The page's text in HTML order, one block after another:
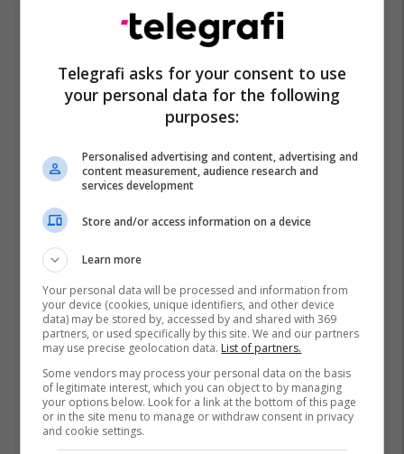
Vlen
Obrm-Pdukm
Telegrafi asks for your consent to use
your personal data for the following
purposes:
Personalised advertising and content, advertising and
content measurement, audience research and
services development
Store and/or access information on a device
Learn more
Your personal data will be processed and information from
your device (cookies, unique identifiers, and other device
data) may be stored by, accessed by and shared with 369
partners, or used specifically by this site. We and our partners
may use precise geolocation data. List of partners.
Some vendors may process your personal data on the basis
of legitimate interest, which you can object to by managing
your options below. Look for a link at the bottom of this page
or in the site menu to manage or withdraw consent in privacy
and cookie settings.